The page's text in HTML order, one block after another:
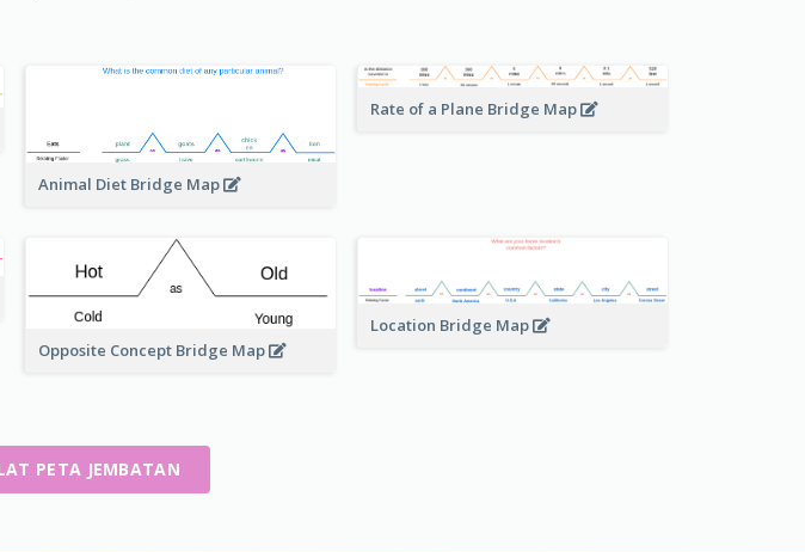
Animal Diet Bridge Map
Rate of a Plane Bridge Map
Opposite Concept Bridge Map
Location Bridge Map
PETA JEMBATAN